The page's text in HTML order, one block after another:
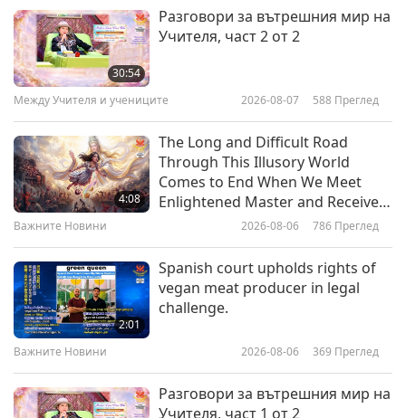
17:01
Do What is Right Even Through
Part 1 of 2
Reformation and Regeneration
through God’s Love: From “Divine
Providence” by Emanuel
Swedenborg (vegetarian), Part 1
of 2
Wisdom from The Nihongi, Part 1
of 2
30:54
Разговори за вътрешния мир на
Учителя, част 2 от 2
Между Учителя и учениците 2026-08-07 588 Преглед
4:08
The Long and Difficult Road
Through This Illusory World
Comes to End When We Meet
Enlightened Master and Receive
Важните Новини 2026-08-06 786 Преглед
2:01
Spanish court upholds rights of
vegan meat producer in legal
challenge.
Важните Новини 2026-08-06 369 Преглед
Разговори за вътрешния мир на
Учителя, част 1 от 2